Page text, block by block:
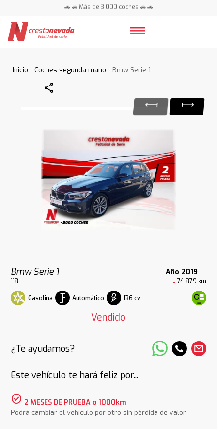
🚗 🚗 Más de 3.000 coches 🚗 🚗
Inicio -Coches segunda mano - Bmw Serie 1
Share
Bmw Serie 1 Año 2019
118i 74.879 km
Gasolina Automático 136 cv
Vendido
¿Te ayudamos?
Este vehículo te hará feliz por...
check_circle 2 MESES DE PRUEBA o 1000km
Podrá cambiar el vehículo por otro sin pérdida de valor.